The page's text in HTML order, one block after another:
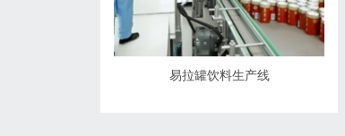
易拉罐饮料生产线